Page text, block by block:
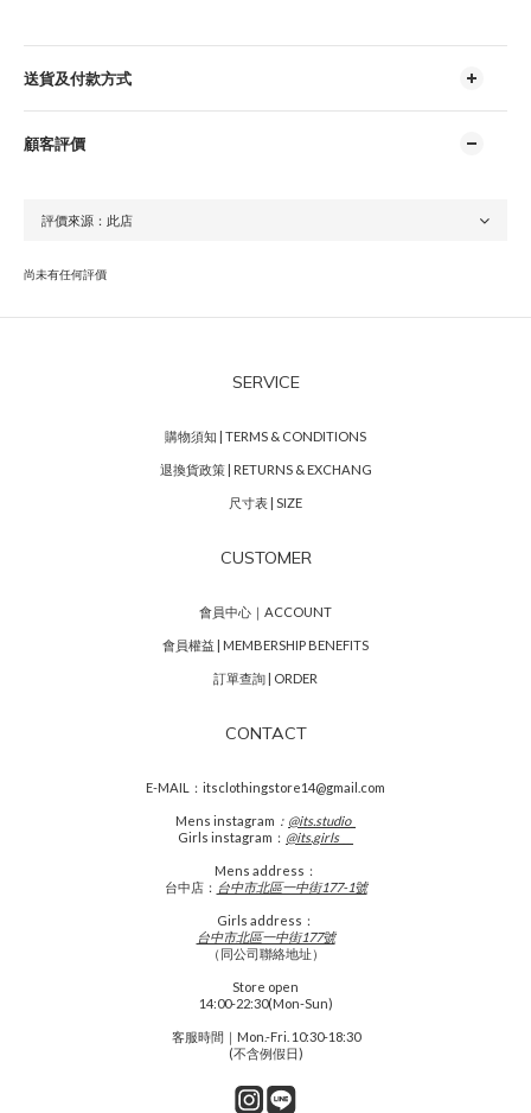
送貨及付款方式
顧客評價
尚未有任何評價
SERVICE
購物須知 | TERMS & CONDITIONS
退換貨政策 | RETURNS & EXCHANG
尺寸表 | SIZE
CUSTOMER
會員中心｜ACCOUNT
會員權益 | MEMBERSHIP BENEFITS
訂單查詢 | ORDER
CONTACT
E-MAIL：itsclothingstore14@gmail.com
Mens instagram ： @its.studio_
Girls instagram： @its.girls___
Mens address：
台中店： 台中市北區一中街177-1號
Girls address：
台中市北區一中街177號
（同公司聯絡地址）
Store open
14:00-22:30(Mon-Sun)
客服時間｜Mon.-Fri. 10:30-18:30
(不含例假日)